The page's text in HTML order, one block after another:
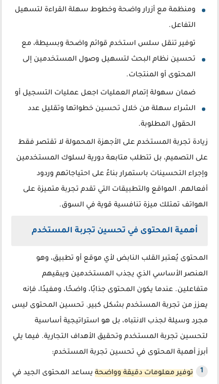
ومنظمة مع أزرار واضحة وخطوط سهلة القراءة لتسهيل
التفاعل.
توفير تنقل سلس استخدم قوائم واضحة وبسيطة، مع
تحسين نظام البحث لتسهيل وصول المستخدمين إلى
المحتوى أو المنتجات.
ضمان سهولة إتمام العمليات اجعل عمليات التسجيل أو
الشراء سهلة من خلال تحسين خطواتها وتقليل عدد
الحقول المطلوبة.
زيادة تجربة المستخدم على الأجهزة المحمولة لا تقتصر فقط
على التصميم، بل تتطلب متابعة دورية لسلوك المستخدمين
وإجراء التحسينات باستمرار بناءً على احتياجاتهم وردود
أفعالهم. المواقع والتطبيقات التي تقدم تجربة متميزة على
الهواتف تمتلك ميزة تنافسية قوية في السوق.
أهمية المحتوى في تحسين تجربة المستخدم
المحتوى يُعتبر القلب النابض لأي موقع أو تطبيق، وهو
العنصر الأساسي الذي يجذب المستخدمين ويبقيهم
متفاعلين. عندما يكون المحتوى جذابًا، واضحًا، ومفيدًا، فإنه
يعزز من تجربة المستخدم بشكل كبير. تحسين المحتوى ليس
مجرد وسيلة لجذب الانتباه، بل هو استراتيجية أساسية
لتحسين تجربة المستخدم وتحقيق الأهداف التجارية. فيما يلي
أبرز أهمية المحتوى في تحسين تجربة المستخدم:
توفير معلومات دقيقة وواضحة يساعد المحتوى الجيد في